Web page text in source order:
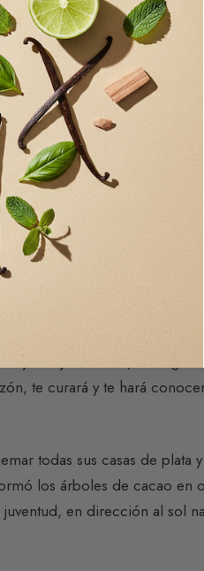
un jardín maravilloso
que no se podía
dios barbudo de rostro feo y
plata y en piedras
vasallos.
momento en que se acabó
riqueza, fueron al
y le dijo: «Señor, te traigo
te curará y te hará
todas sus casas de plata
los árboles de cacao en
en dirección al sol